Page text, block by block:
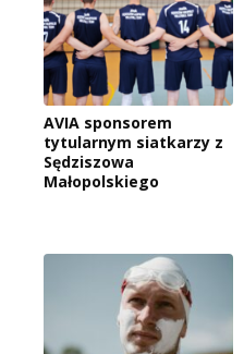
AVIA sponsorem
tytularnym siatkarzy z
Sędziszowa
Małopolskiego